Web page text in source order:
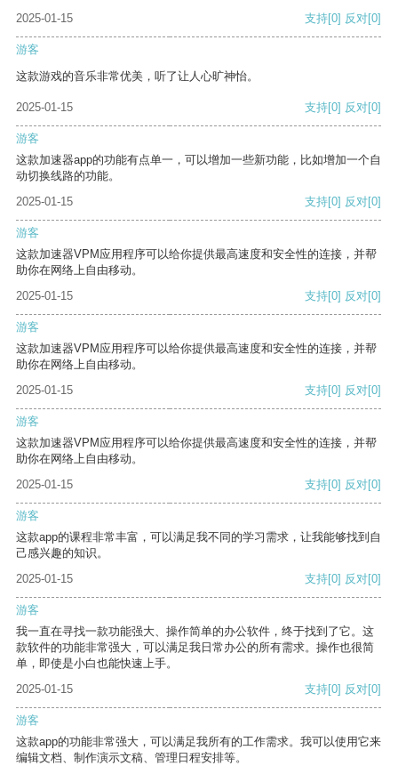
2025-01-15 支持[0] 反对[0]
游客
这款游戏的音乐非常优美，听了让人心旷神怡。
2025-01-15 支持[0] 反对[0]
游客
这款加速器app的功能有点单一，可以增加一些新功能，比如增加一个自
动切换线路的功能。
2025-01-15
支持[0] 反对[0]
游客
这款加速器VPM应用程序可以给你提供最高速度和安全性的连接，并帮
助你在网络上自由移动。
2025-01-15
支持[0] 反对[0]
游客
这款加速器VPM应用程序可以给你提供最高速度和安全性的连接，并帮
助你在网络上自由移动。
2025-01-15
支持[0] 反对[0]
游客
这款加速器VPM应用程序可以给你提供最高速度和安全性的连接，并帮
助你在网络上自由移动。
2025-01-15
支持[0] 反对[0]
游客
这款app的课程非常丰富，可以满足我不同的学习需求，让我能够找到自
己感兴趣的知识。
2025-01-15
支持[0] 反对[0]
游客
我一直在寻找一款功能强大、操作简单的办公软件，终于找到了它。这
款软件的功能非常强大，可以满足我日常办公的所有需求。操作也很简
单，即使是小白也能快速上手。
2025-01-15
支持[0] 反对[0]
游客
这款app的功能非常强大，可以满足我所有的工作需求。我可以使用它来
编辑文档、制作演示文稿、管理日程安排等。